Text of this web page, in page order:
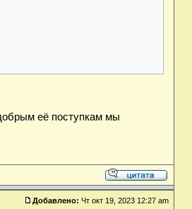
её поступкам мы
Добавлено: Чт окт 19, 2023 12:27 am